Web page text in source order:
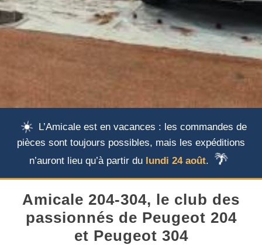
☀️ L’Amicale est en vacances : les commandes de
pièces sont toujours possibles, mais les expéditions
n’auront lieu qu’à partir du lundi 24 août. 🌴
Amicale 204-304, le club des
passionnés de Peugeot 204
et Peugeot 304